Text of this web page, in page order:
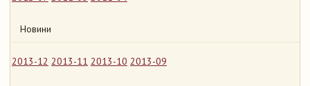
Новини
2013-12 2013-11 2013-10 2013-09